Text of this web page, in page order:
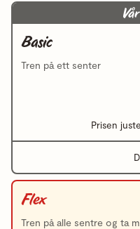
Basic
Tren på ett senter
Prisen
Flex
Tren på alle sentre og ta